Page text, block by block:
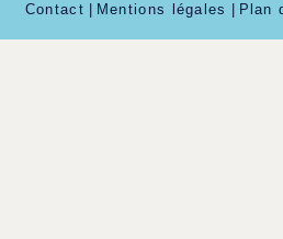
Contact Mentions légales Plan